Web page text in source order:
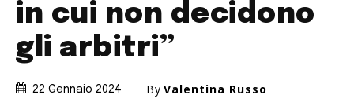
in cui non decidono
gli arbitri”
22 Gennaio 2024 By Valentina Russo